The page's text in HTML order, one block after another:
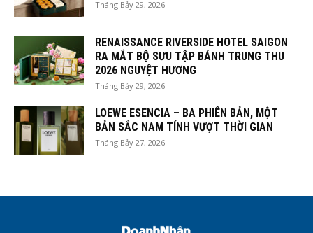
Tháng Bảy 29, 2026
RENAISSANCE RIVERSIDE HOTEL SAIGON
RA MẮT BỘ SƯU TẬP BÁNH TRUNG THU
2026 NGUYỆT HƯƠNG
Tháng Bảy 29, 2026
LOEWE ESENCIA – BA PHIÊN BẢN, MỘT
BẢN SẮC NAM TÍNH VƯỢT THỜI GIAN
Tháng Bảy 27, 2026